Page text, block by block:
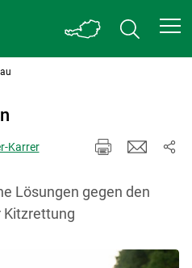
Karrer
Lösungen gegen den
Kitzrettung